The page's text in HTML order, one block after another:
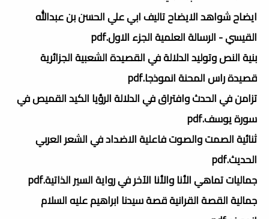
ايضاح شواهد الايضاح تاليف ابي علي الحسن بن عبدالله
القيسي - الرسالة العلمية الجزء الاول.pdf
بنية النص وتوليد الدلالة في القصيدة الشعبية الجزائرية
قصيدة راس المحنة انموذجا.pdf
تزامن في الحدث وافتراق في الدلالة الرؤيا الكيد القميص في
سورة يوسف.pdf
ثنائية الصمت والصوت فاعلية الاضداد في الشعر العربي
الحديث.pdf
جماليات تماهي الأنا والأنا الآخر في رواية السير الذاتية.pdf
جمالية القصة القرانية قصة سيدنا ابراهيم عليه السلام